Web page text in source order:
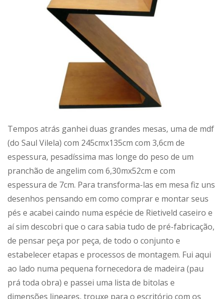
Tempos atrás ganhei duas grandes mesas, uma de mdf
(do Saul Vilela) com 245cmx135cm com 3,6cm de
espessura, pesadíssima mas longe do peso de um
pranchão de angelim com 6,30mx52cm e com
espessura de 7cm. Para transforma-las em mesa fiz uns
desenhos pensando em como comprar e montar seus
pés e acabei caindo numa espécie de Rietiveld caseiro e
aí sim descobri que o cara sabia tudo de pré-fabricação,
de pensar peça por peça, de todo o conjunto e
estabelecer etapas e processos de montagem. Fui aqui
ao lado numa pequena fornecedora de madeira (pau
prá toda obra) e passei uma lista de bitolas e
dimensões lineares, trouxe para o escritório com os